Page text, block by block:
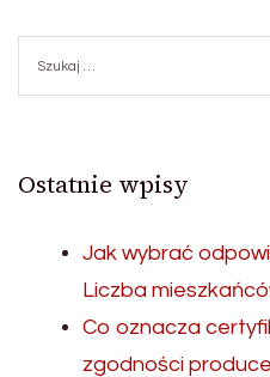
Ostatnie wpisy
Jak wybrać
Liczba
Co oznacza
zgodności